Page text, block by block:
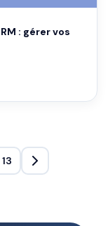
: gérer vos
13